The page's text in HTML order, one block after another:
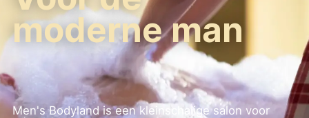
moderne man
Men's Bodyland is een kleinschalige salon voor